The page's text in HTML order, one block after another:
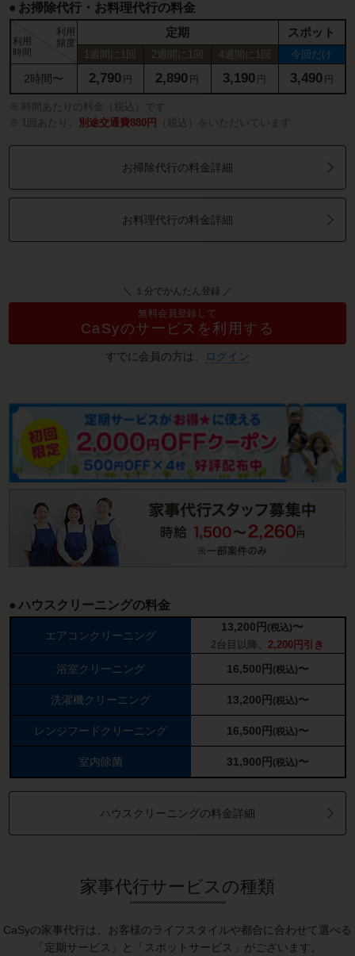
お掃除代行・お料理代行の料金
利用
時間
利用
頻度
定期 スポット
1週間に1回 2週間に1回 4週間に1回 今回だけ
2時間〜 2,790 円 2,890 円 3,190 円 3,490 円
時間あたりの料金（税込）です
1回あたり、
別途交通費880円 （税込）をいただいています
お掃除代行の料金詳細
お料理代行の料金詳細
＼ １分でかんたん登録 ／
無料会員登録して
CaSyのサービスを利用する
すでに会員の方は、 ログイン
ハウスクリーニングの料金
エアコンクリーニング
13,200 円 (税込)〜
2台目以降、 2,200円引き
浴室クリーニング 16,500 円 (税込)〜
洗濯機クリーニング 13,200 円 (税込)〜
レンジフードクリーニング 16,500 円 (税込)〜
室内除菌 31,900 円 (税込)〜
ハウスクリーニングの料金詳細
家事代行サービスの種類
CaSyの家事代行は、お客様のライフスタイルや都合に合わせて選べる
「定期サービス」と「スポットサービス」がございます。